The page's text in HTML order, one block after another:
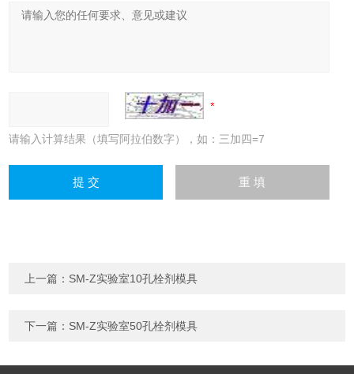
请输入计算结果（填写阿拉伯数字），如：三加四=7
上一篇： SM-Z实验室10孔栓剂模具
下一篇： SM-Z实验室50孔栓剂模具